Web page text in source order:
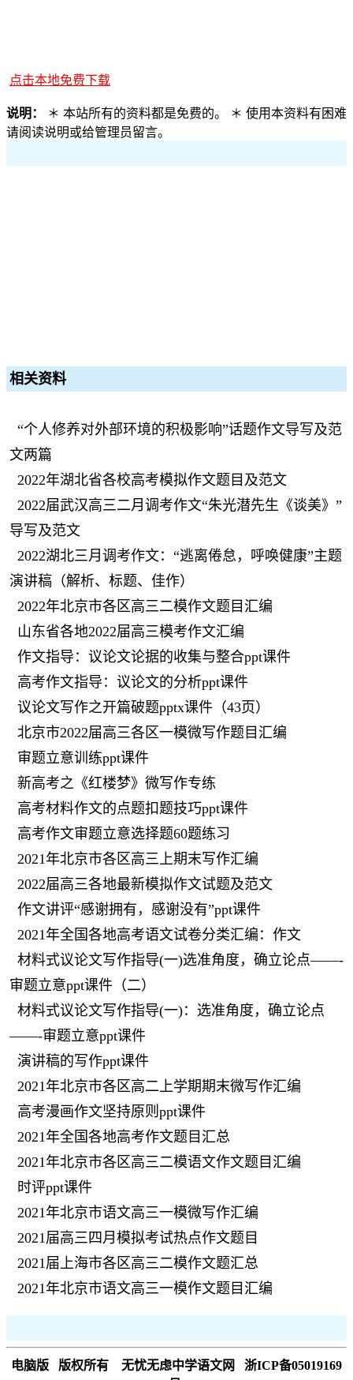
点击本地免费下载
说明：
＊ 本站所有的资料都是免费的。 ＊ 使用本资料有困难
请阅读说明或给管理员留言。
相关资料
“个人修养对外部环境的积极影响”话题作文导写及范
文两篇
2022年湖北省各校高考模拟作文题目及范文
2022届武汉高三二月调考作文“朱光潜先生《谈美》”
导写及范文
2022湖北三月调考作文：“逃离倦怠，呼唤健康”主题
演讲稿（解析、标题、佳作）
2022年北京市各区高三二模作文题目汇编
山东省各地2022届高三模考作文汇编
作文指导：议论文论据的收集与整合ppt课件
高考作文指导：议论文的分析ppt课件
议论文写作之开篇破题pptx课件（43页）
北京市2022届高三各区一模微写作题目汇编
审题立意训练ppt课件
新高考之《红楼梦》微写作专练
高考材料作文的点题扣题技巧ppt课件
高考作文审题立意选择题60题练习
2021年北京市各区高三上期末写作汇编
2022届高三各地最新模拟作文试题及范文
作文讲评“感谢拥有，感谢没有”ppt课件
2021年全国各地高考语文试卷分类汇编：作文
材料式议论文写作指导(一)选准角度，确立论点——-
审题立意ppt课件（二）
材料式议论文写作指导(一)：选准角度，确立论点
——-审题立意ppt课件
演讲稿的写作ppt课件
2021年北京市各区高二上学期期末微写作汇编
高考漫画作文坚持原则ppt课件
2021年全国各地高考作文题目汇总
2021年北京市各区高三二模语文作文题目汇编
时评ppt课件
2021年北京市语文高三一模微写作汇编
2021届高三四月模拟考试热点作文题目
2021届上海市各区高三二模作文题汇总
2021年北京市语文高三一模作文题目汇编
电脑版 版权所有 无忧无虑中学语文网 浙ICP备05019169